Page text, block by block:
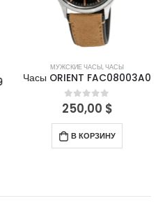
МУЖСКИЕ ЧАСЫ,ЧАСЫ
Часы ORIENT FAC08003A0
0out of 5
250,00$
В КОРЗИНУ